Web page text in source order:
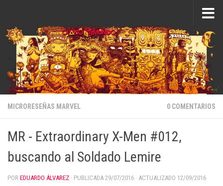
MICRORESEÑAS MARVEL 0 COMENTARIOS
MR - Extraordinary X-Men #012,
buscando al Soldado Lemire
POR EDUARDO ÁLVAREZ · PUBLICADA 29/07/2016 · ACTUALIZADO 12/09/2016